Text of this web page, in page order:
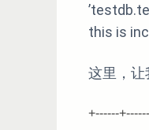
this is
这里，让
+------